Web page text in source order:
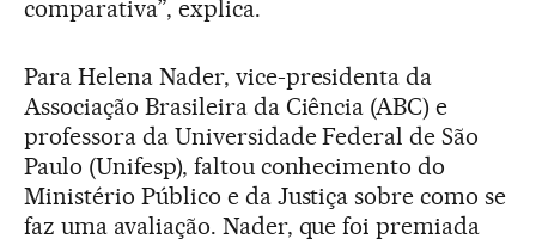
comparativa”, explica.
Para Helena Nader, vice-presidenta da
Associação Brasileira da Ciência (ABC) e
professora da Universidade Federal de São
Paulo (Unifesp), faltou conhecimento do
Ministério Público e da Justiça sobre como se
faz uma avaliação. Nader, que foi premiada